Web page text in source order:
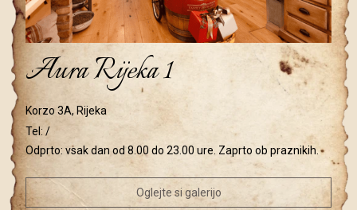
Aura Rijeka 1
Korzo 3A, Rijeka
Tel: /
Odprto: vsak dan od 8.00 do 23.00 ure. Zaprto ob praznikih.
Oglejte si galerijo